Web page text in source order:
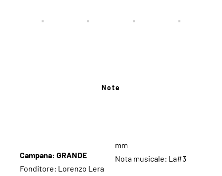
Note
Campana: GRANDE
Fonditore: Lorenzo Lera
mm
Nota musicale: La#3